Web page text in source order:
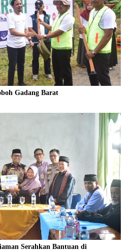
Gadang Barat
Serahkan Bantuan di